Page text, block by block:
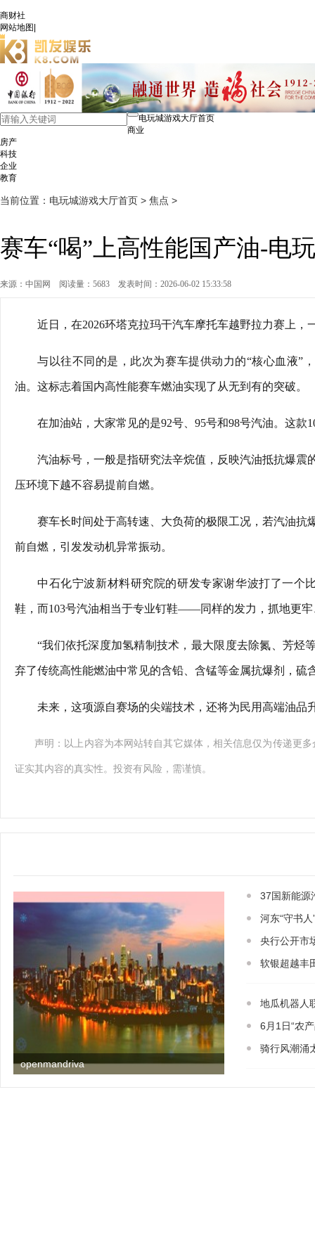
商财社
网站地图
电玩城游戏大厅首页
商业
房产
科技
企业
教育
当前位置： 电玩城游戏大厅首页 > 焦点 >
赛车“喝”上高性能国产油-电
来源：中国网 阅读量：5683 发表时间：2026-06-02 15:33:58
近日，在2026环塔克拉玛干汽车摩托车越野拉力赛上，
与以往不同的是，此次为赛车提供动力的“核心血液”
油。这标志着国内高性能赛车燃油实现了从无到有的突破。
在加油站，大家常见的是92号、95号和98号汽油。这款
汽油标号，一般是指研究法辛烷值，反映汽油抵抗爆
压环境下越不容易提前自燃。
赛车长时间处于高转速、大负荷的极限工况，若汽油
前自燃，引发发动机异常振动。
中石化宁波新材料研究院的研发专家谢华波打了一个
鞋，而103号汽油相当于专业钉鞋——同样的发力，抓地更
“我们依托深度加氢精制技术，最大限度去除氮、芳烃
弃了传统高性能燃油中常见的含铅、含锰等金属抗爆剂，硫
未来，这项源自赛场的尖端技术，还将为民用高端油
声明：以上内容为本网站转自其它媒体，相关信息仅为传递更
证实其内容的真实性。投资有风险，需谨慎。
openmandriva
37国新能源
河东“守书
央行公开市
软银超越丰
地瓜机器人
6月1日“农
骑行风潮涌